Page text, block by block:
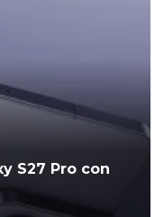
S27 Pro con